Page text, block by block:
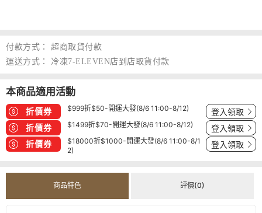
付款方式：
超商取貨付款
運送方式：
冷凍7-ELEVEN店到店取貨付款
本商品適用活動
折價券 $999折$50-開運大發(8/6 11:00-8/12) 登入領取
折價券 $1499折$70-開運大發(8/6 11:00-8/12) 登入領取
折價券
$18000折$1000-開運大發(8/6 11:00-8/1
2)
登入領取
商品特色 評價(0)